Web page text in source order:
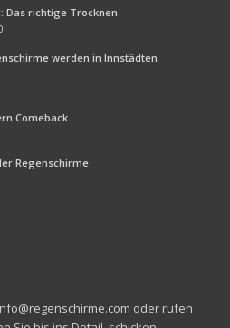
Das richtige Trocknen
werden in Innstädten
Comeback
Regenschirme
oder rufen